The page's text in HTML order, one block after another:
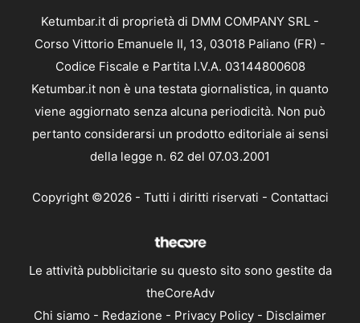
Ketumbar.it di proprietà di DMM COMPANY SRL -
Corso Vittorio Emanuele II, 13, 03018 Paliano (FR) -
Codice Fiscale e Partita I.V.A. 03144800608
Ketumbar.it non è una testata giornalistica, in quanto
viene aggiornato senza alcuna periodicità. Non può
pertanto considerarsi un prodotto editoriale ai sensi
della legge n. 62 del 07.03.2001
Copyright ©2026 - Tutti i diritti riservati - Contattaci
Le attività pubblicitarie su questo sito sono gestite da
theCoreAdv
Chi siamo - Redazione - Privacy Policy - Disclaimer